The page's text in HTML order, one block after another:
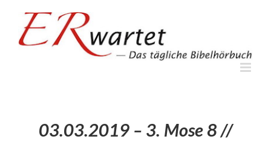
springen
03.03.2019 – 3. Mose 8 //